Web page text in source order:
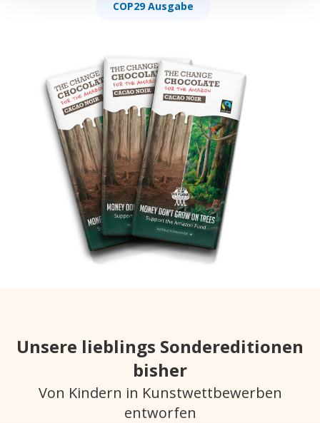
COP29 Ausgabe
Unsere lieblings Sondereditionen
bisher
Von Kindern in Kunstwettbewerben
entworfen